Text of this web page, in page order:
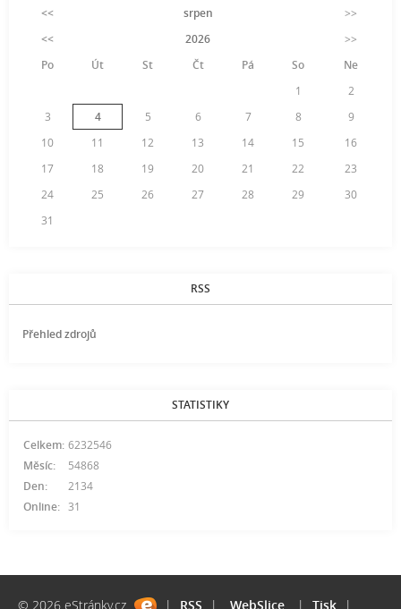
<< srpen
>>
<<
2026
>>
Po
Út St Čt Pá So
Ne
1
2
3
4 5 6 7 8
9
10
11 12 13 14 15
16
17
18 19 20 21 22
23
24
25 26 27 28 29
30
31
RSS
Přehled zdrojů
STATISTIKY
Online: 31
Celkem: 6232546
Měsíc:
54868
Den:
2134
© 2026 eStránky.cz | RSS | WebSlice | Tisk |